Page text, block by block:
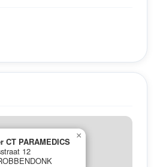
CT PARAMEDICS
12
×